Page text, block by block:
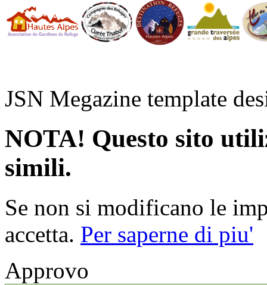
JSN Megazine template
NOTA! Questo sito
simili.
Se non si modificano le
accetta. Per saperne di piu'
Approvo